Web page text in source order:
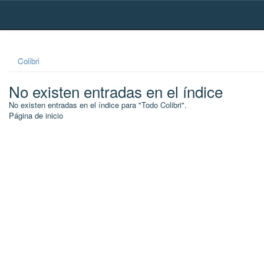
Skip
Colibri
No existen entradas en el índice
No existen entradas en el índice para "Todo Colibri".
Página de inicio